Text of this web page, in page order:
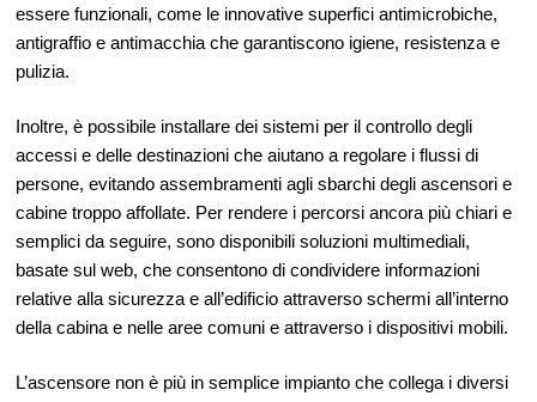
essere funzionali, come le innovative superfici antimicrobiche,
antigraffio e antimacchia che garantiscono igiene, resistenza e
pulizia.
Inoltre, è possibile installare dei sistemi per il controllo degli
accessi e delle destinazioni che aiutano a regolare i flussi di
persone, evitando assembramenti agli sbarchi degli ascensori e
cabine troppo affollate. Per rendere i percorsi ancora più chiari e
semplici da seguire, sono disponibili soluzioni multimediali,
basate sul web, che consentono di condividere informazioni
relative alla sicurezza e all’edificio attraverso schermi all’interno
della cabina e nelle aree comuni e attraverso i dispositivi mobili.
L’ascensore non è più in semplice impianto che collega i diversi